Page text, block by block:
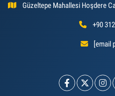
Güzeltepe Mahallesi Hoşdere
+90
[email